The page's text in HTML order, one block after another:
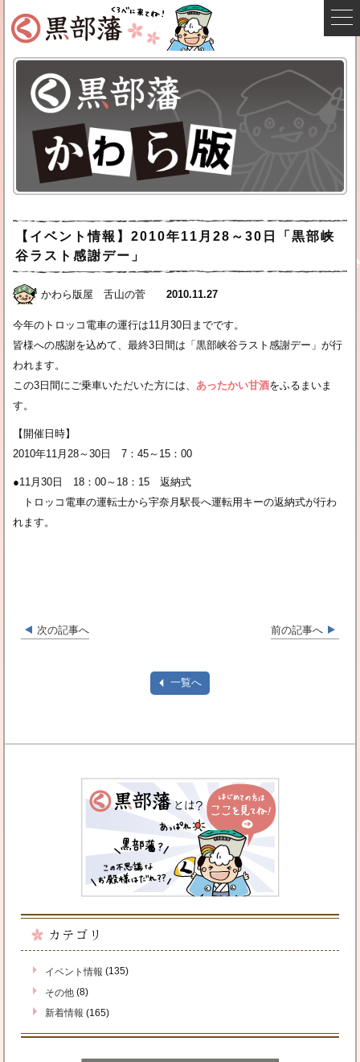
【イベント情報】2010年11月28～30日「黒部峡
谷ラスト感謝デー」
かわら版屋 舌山の菅 2010.11.27
今年のトロッコ電車の運行は11月30日までです。
皆様への感謝を込めて、最終3日間は「黒部峡谷ラスト感謝デー」が行
われます。
この3日間にご乗車いただいた方には、 あったかい甘酒をふるまいま
す。
【開催日時】
2010年11月28～30日 7：45～15：00
●11月30日 18：00～18：15 返納式
トロッコ電車の運転士から宇奈月駅長へ運転用キーの返納式が行わ
れます。
次の記事へ 前の記事へ
一覧へ
カテゴリ
イベント情報 (135)
その他 (8)
新着情報 (165)